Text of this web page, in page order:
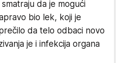
da je mogući
bio lek, koji je
da telo odbaci novo
je i infekcija organa